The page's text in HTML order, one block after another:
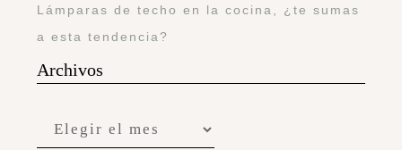
Lámparas de techo en la cocina, ¿te sumas
a esta tendencia?
Archivos